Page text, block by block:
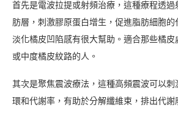
首先是電波拉提或射頻治療，這種療程透
肪層，刺激膠原蛋白增生，促進脂肪細胞的
淡化橘皮凹陷感有很大幫助。適合那些橘皮
或中度橘皮紋路的人。
其次是聚焦震波療法，這種高頻震波可以
環和代謝率，有助於分解纖維束，排出代謝